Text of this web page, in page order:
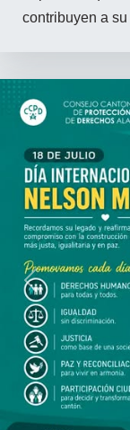
contribuyen a
Previous